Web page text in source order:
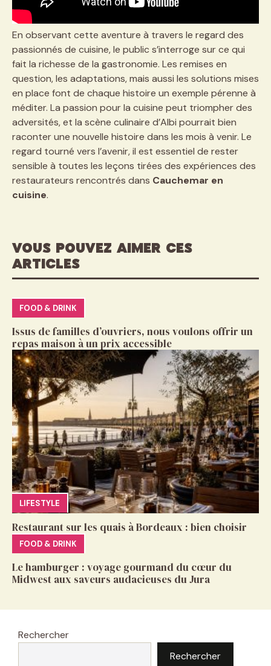
En observant cette aventure à travers le regard des
passionnés de cuisine, le public s’interroge sur ce qui
fait la richesse de la gastronomie. Les remises en
question, les adaptations, mais aussi les solutions mises
en place font de chaque histoire un exemple pérenne à
méditer. La passion pour la cuisine peut triompher des
adversités, et la scène culinaire d’Albi pourrait bien
raconter une nouvelle histoire dans les mois à venir. Le
regard tourné vers l’avenir, il est essentiel de rester
sensible à toutes les leçons tirées des expériences des
restaurateurs rencontrés dans Cauchemar en
cuisine.
VOUS POUVEZ AIMER CES
ARTICLES
FOOD & DRINK
Issus de familles d’ouvriers, nous voulons offrir un
repas maison à un prix accessible
LIFESTYLE
Restaurant sur les quais à Bordeaux : bien choisir
FOOD & DRINK
Le hamburger : voyage gourmand du cœur du
Midwest aux saveurs audacieuses du Jura
Rechercher
Rechercher